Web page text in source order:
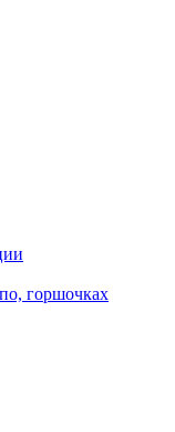
горшочках